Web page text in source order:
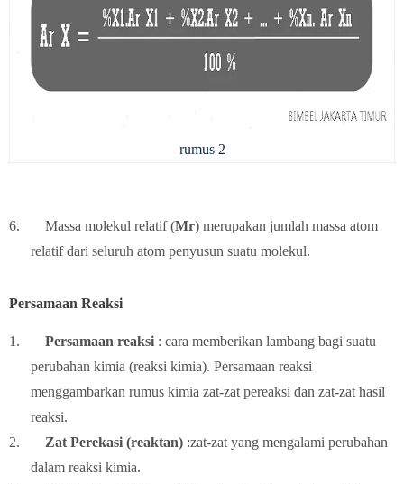
rumus 2
6. Massa molekul relatif (Mr) merupakan jumlah massa atom
relatif dari seluruh atom penyusun suatu molekul.
Persamaan Reaksi
1. Persamaan reaksi : cara memberikan lambang bagi suatu
perubahan kimia (reaksi kimia). Persamaan reaksi
menggambarkan rumus kimia zat-zat pereaksi dan zat-zat hasil
reaksi.
2.
Zat Perekasi (reaktan) :zat-zat yang mengalami perubahan
dalam reaksi kimia.